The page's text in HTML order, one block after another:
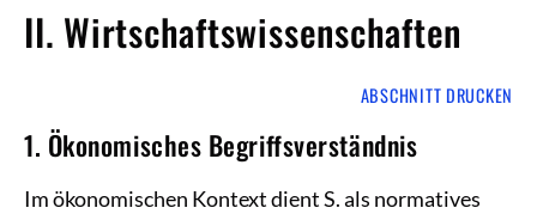
II. Wirtschaftswissenschaften
ABSCHNITT DRUCKEN
1. Ökonomisches Begriffsverständnis
Im ökonomischen Kontext dient S. als normatives